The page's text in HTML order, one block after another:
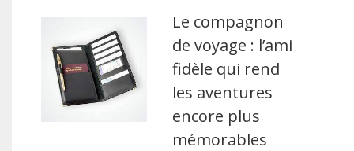
Le compagnon
de voyage : l’ami
fidèle qui rend
les aventures
encore plus
mémorables